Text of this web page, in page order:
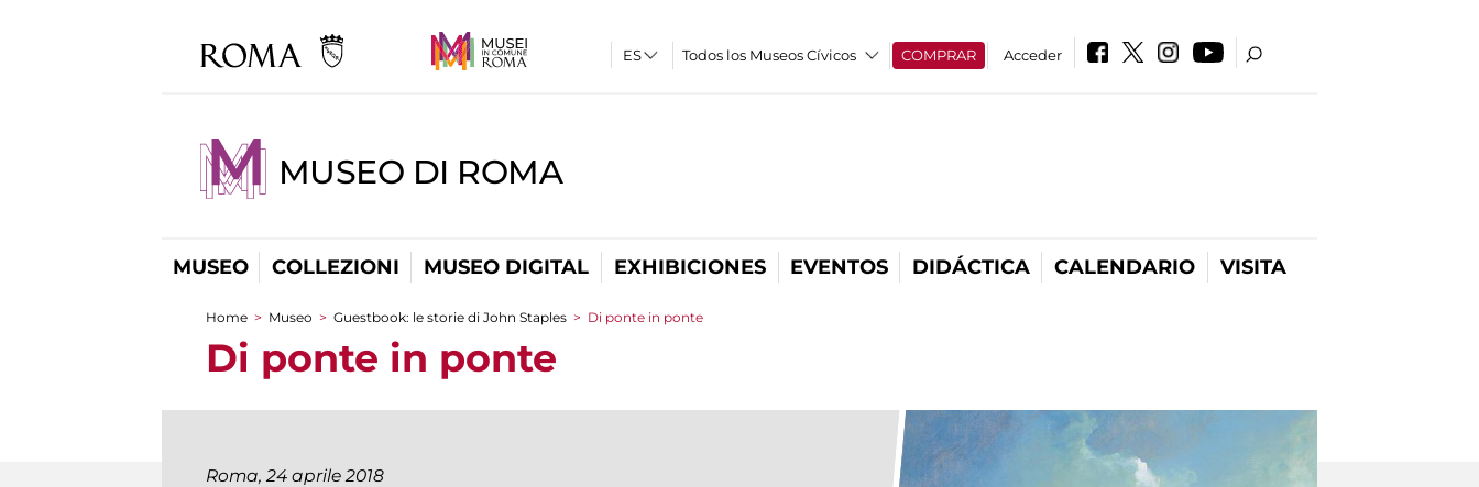
Todos los Museos Cívicos COMPRAR Acceder
MUSEO DI ROMA
MUSEO COLLEZIONI MUSEO DIGITAL EXHIBICIONES EVENTOS DIDÁCTICA CALENDARIO VISITA
You are here
Home > Museo > Guestbook: le storie di John Staples > Di ponte in ponte
Di ponte in ponte
Roma, 24 aprile 2018